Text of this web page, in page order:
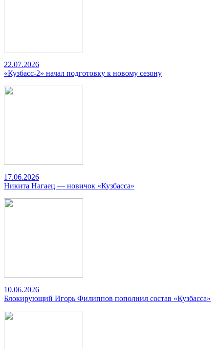
22.07.2026
«Кузбасс-2» начал подготовку к новому сезону
17.06.2026
Никита Нагаец — новичок «Кузбасса»
10.06.2026
Блокирующий Игорь Филиппов пополнил состав «Кузбасса»